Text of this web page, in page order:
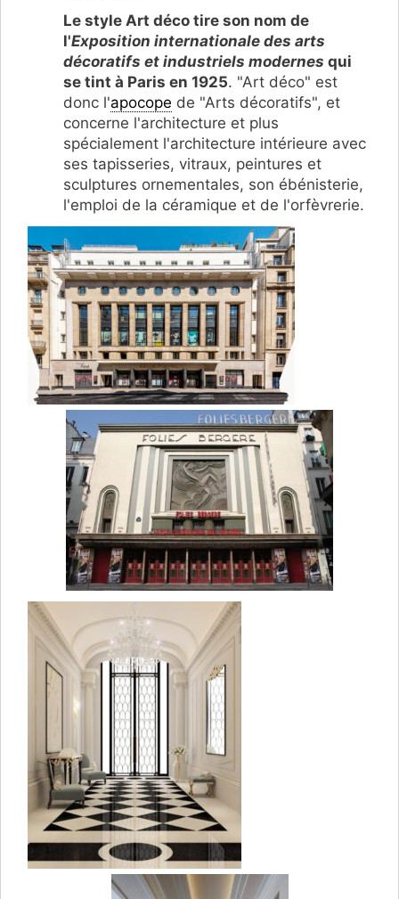
Le style Art déco tire son nom de
l'Exposition internationale des arts
décoratifs et industriels modernes qui
se tint à Paris en 1925. "Art déco" est
donc l'apocope de "Arts décoratifs", et
concerne l'architecture et plus
spécialement l'architecture intérieure avec
ses tapisseries, vitraux, peintures et
sculptures ornementales, son ébénisterie,
l'emploi de la céramique et de l'orfèvrerie.